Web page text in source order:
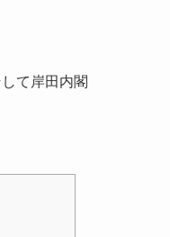
て岸田内閣